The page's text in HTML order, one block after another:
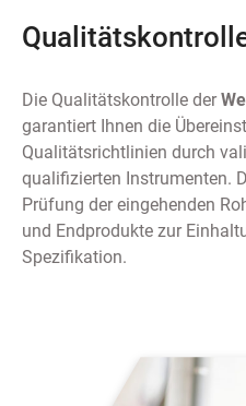
Die Qualitätskontrolle der
garantiert Ihnen die
Qualitätsrichtlinien durch
qualifizierten Instrumenten.
Prüfung der eingehenden
und Endprodukte zur
Spezifikation.